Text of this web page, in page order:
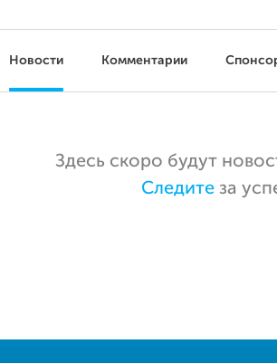
Новости Комментарии
Здесь скоро будут
Следитеза